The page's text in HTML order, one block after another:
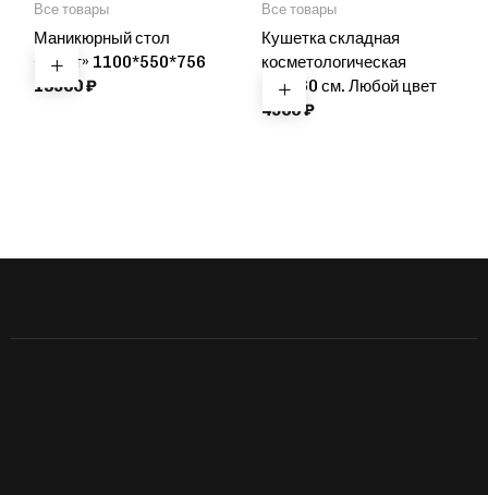
Все товары
Маникюрный стол
«Лофт» 1100*550*756
13900₽
Все товары
Кушетка складная
косметологическая
180*60 см. Любой цвет
4900₽